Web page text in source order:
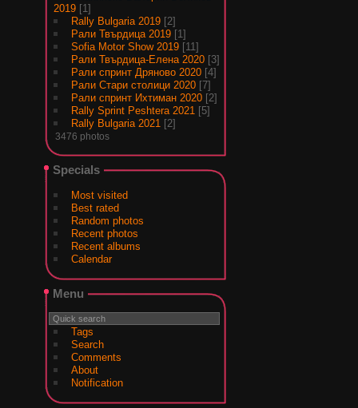
2019 [1]
Rally Bulgaria 2019 [2]
Рали Твърдица 2019 [1]
Sofia Motor Show 2019 [11]
Рали Твърдица-Елена 2020 [3]
Рали спринт Дряново 2020 [4]
Рали Стари столици 2020 [7]
Рали спринт Ихтиман 2020 [2]
Rally Sprint Peshtera 2021 [5]
Rally Bulgaria 2021 [2]
3476 photos
Specials
Most visited
Best rated
Random photos
Recent photos
Recent albums
Calendar
Menu
Tags
Search
Comments
About
Notification